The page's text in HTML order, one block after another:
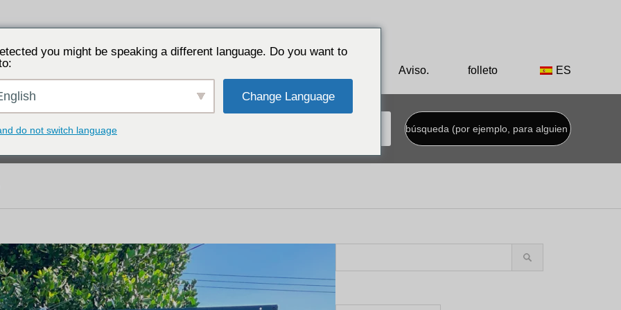
se explora y explora la historia de Okinawa. Lugar de nacimiento del rey Shoen de la dinastía Ryukyu.
acceda a Aviso. folleto ES
por características
you might be speaking a different language. Do you want to
Change Language
do not switch language